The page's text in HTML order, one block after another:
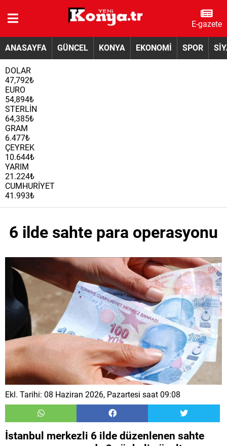
E-gazete
ANASAYFA GÜNCEL KONYA EKONOMİ SPOR
DOLAR
47,792₺
EURO
54,894₺
STERLİN
64,385₺
GRAM
6.477₺
ÇEYREK
10.644₺
YARIM
21.224₺
CUMHURİYET
41.993₺
6 ilde sahte para operasyonu
Ekl. Tarihi: 08 Haziran 2026, Pazartesi saat 09:08
İstanbul merkezli 6 ilde düzenlenen sahte